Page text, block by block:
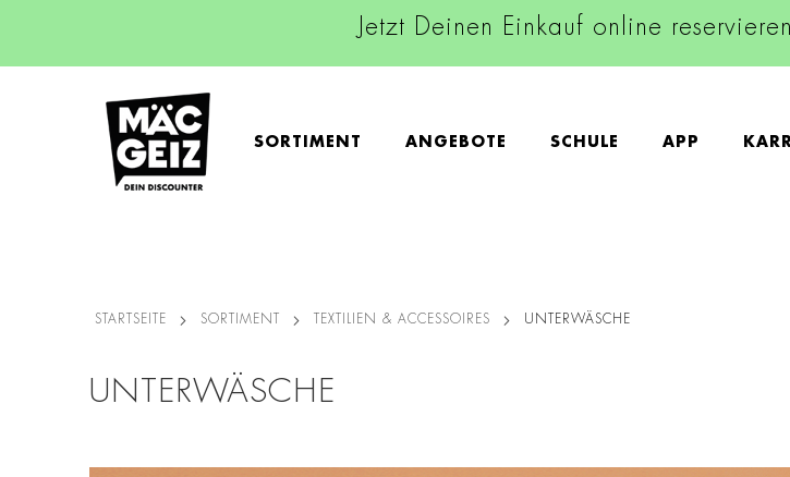
Jetzt Deinen Einkauf online
SORTIMENT ANGEBOTE SCHULE APP
STARTSEITE SORTIMENT TEXTILIEN & ACCESSOIRES UNTERWÄSCHE
UNTERWÄSCHE